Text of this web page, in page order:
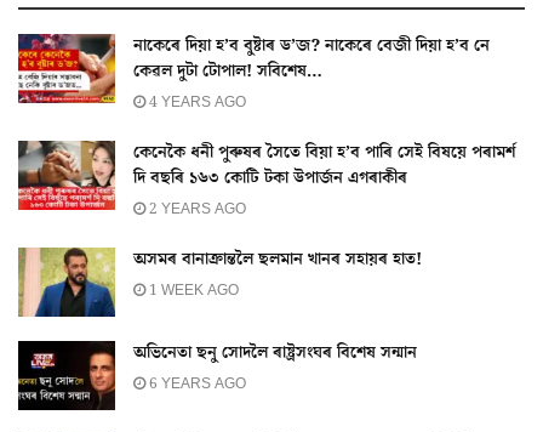
নাকেৰে দিয়া হ’ব বুষ্টাৰ ড’জ? নাকেৰে বেজী দিয়া হ’ব নে
কেৱল দুটা টোপাল! সবিশেষ…
4 YEARS AGO
কেনেকৈ ধনী পুৰুষৰ সৈতে বিয়া হ’ব পাৰি সেই বিষয়ে পৰামৰ্শ
দি বছৰি ১৬৩ কোটি টকা উপাৰ্জন এগৰাকীৰ
2 YEARS AGO
অসমৰ বানাক্ৰান্তলৈ ছলমান খানৰ সহায়ৰ হাত!
1 WEEK AGO
অভিনেতা ছনু সোদলৈ ৰাষ্ট্ৰসংঘৰ বিশেষ সন্মান
6 YEARS AGO